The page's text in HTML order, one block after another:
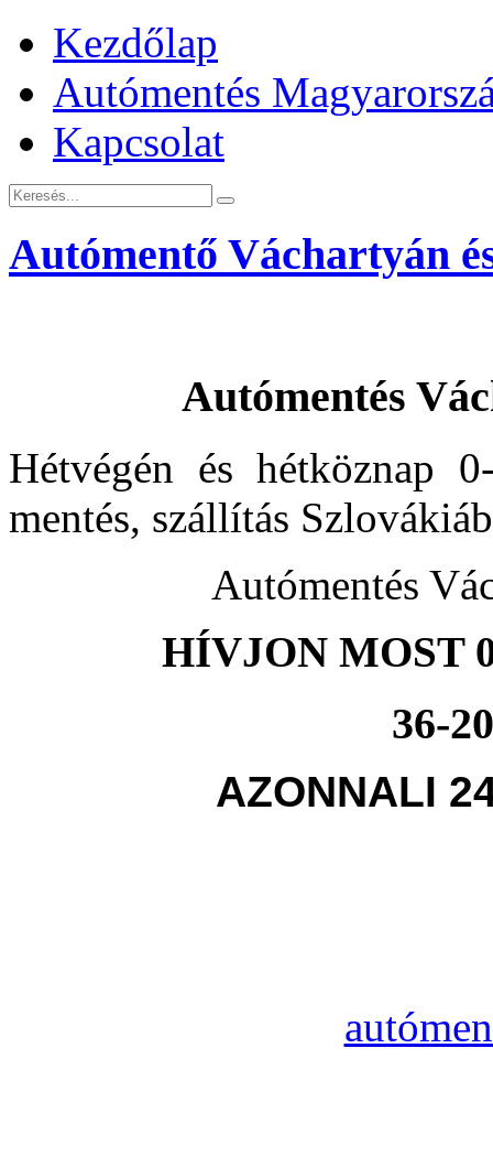
Kezdőlap
Autómentés
Kapcsolat
Autómentő Váchartyán
Autómentés
Hétvégén és hétköznap
mentés, szállítás
Autómentés
HÍVJON MOST
36-
AZONNALI